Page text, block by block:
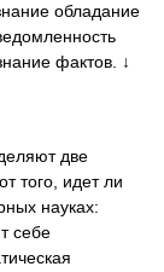
обладание
фактов. ↓
две
того, идет ли
науках:
себе